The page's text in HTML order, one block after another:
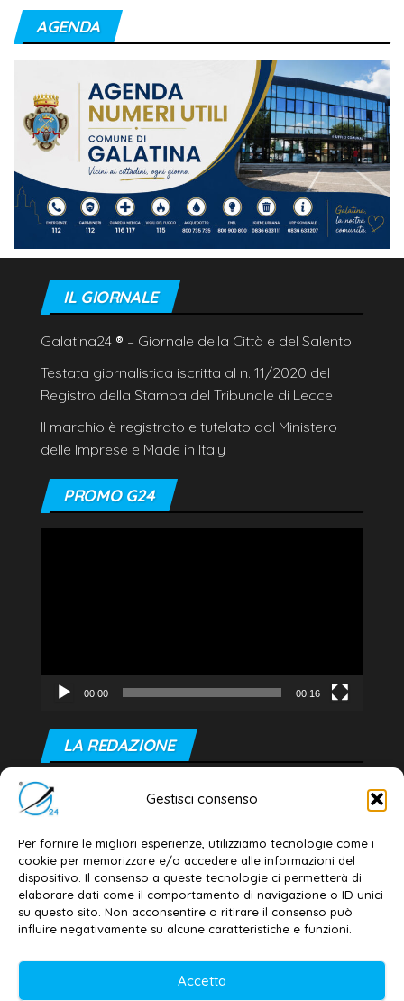
Gestisci consenso
Per fornire le migliori esperienze, utilizziamo tecnologie come i
cookie per memorizzare e/o accedere alle informazioni del
dispositivo. Il consenso a queste tecnologie ci permetterà di
elaborare dati come il comportamento di navigazione o ID unici
su questo sito. Non acconsentire o ritirare il consenso può
influire negativamente su alcune caratteristiche e funzioni.
Accetta
AGENDA
IL GIORNALE
Galatina24 ® – Giornale della Città e del Salento
Testata giornalistica iscritta al n. 11/2020 del
Registro della Stampa del Tribunale di Lecce
Il marchio è registrato e tutelato dal Ministero
delle Imprese e Made in Italy
PROMO G24
00:00 00:16
LA REDAZIONE
Editore e direttore responsabile:
Dott. Daniele G. Masciullo
Email: redazione@galatina24.it
Contatti –Disclaimer
Privacy policy –Cookie policy